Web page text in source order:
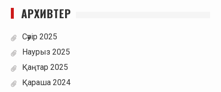
АРХИВТЕР
Сәуір 2025
Наурыз 2025
Қаңтар 2025
Қараша 2024